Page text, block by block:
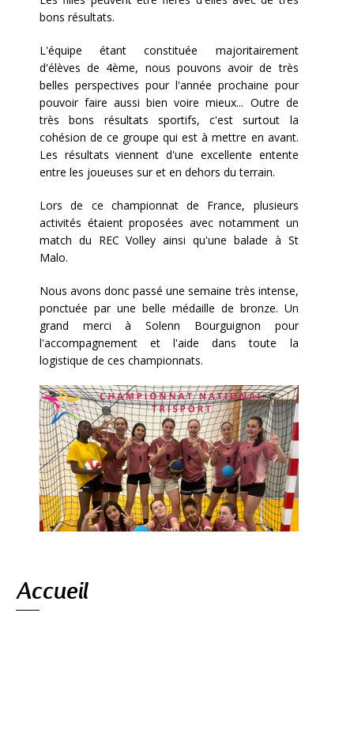
bons résultats.
L'équipe étant constituée majoritairement
d'élèves de 4ème, nous pouvons avoir de très
belles perspectives pour l'année prochaine pour
pouvoir faire aussi bien voire mieux... Outre de
très bons résultats sportifs, c'est surtout la
cohésion de ce groupe qui est à mettre en avant.
Les résultats viennent d'une excellente entente
entre les joueuses sur et en dehors du terrain.
Lors de ce championnat de France, plusieurs
activités étaient proposées avec notamment un
match du REC Volley ainsi qu'une balade à St
Malo.
Nous avons donc passé une semaine très intense,
ponctuée par une belle médaille de bronze. Un
grand merci à Solenn Bourguignon pour
l'accompagnement et l'aide dans toute la
logistique de ces championnats.
Accueil